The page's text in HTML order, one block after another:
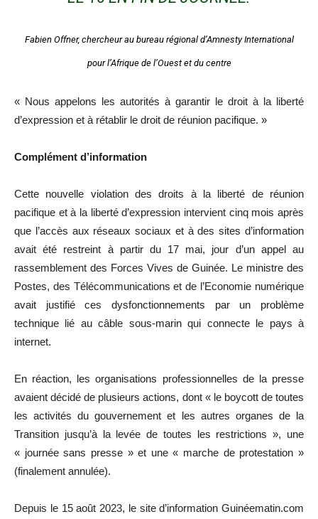
Fabien Offner, chercheur au bureau régional d’Amnesty International
pour l’Afrique de l’Ouest et du centre
« Nous appelons les autorités à garantir le droit à la liberté
d’expression et à rétablir le droit de réunion pacifique. »
Complément d’information
Cette nouvelle violation des droits à la liberté de réunion
pacifique et à la liberté d’expression intervient cinq mois après
que l’accès aux réseaux sociaux et à des sites d’information
avait été restreint à partir du 17 mai, jour d’un appel au
rassemblement des Forces Vives de Guinée. Le ministre des
Postes, des Télécommunications et de l’Economie numérique
avait justifié ces dysfonctionnements par un problème
technique lié au câble sous-marin qui connecte le pays à
internet.
En réaction, les organisations professionnelles de la presse
avaient décidé de plusieurs actions, dont « le boycott de toutes
les activités du gouvernement et les autres organes de la
Transition jusqu’à la levée de toutes les restrictions », une
« journée sans presse » et une « marche de protestation »
(finalement annulée).
Depuis le 15 août 2023, le site d’information Guinéematin.com